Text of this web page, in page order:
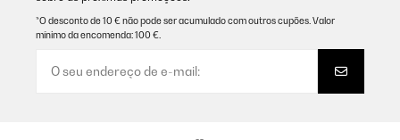
*O desconto de 10 € não pode ser acumulado com outros cupões. Valor
mínimo da encomenda: 100 €.